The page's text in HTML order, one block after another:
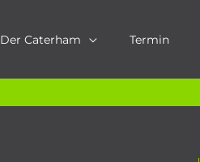
Der Caterham Termin